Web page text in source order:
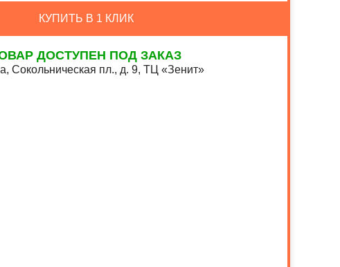
КУПИТЬ В 1 КЛИК
ДОСТУПЕН ПОД ЗАКАЗ
Сокольническая пл., д. 9, ТЦ «Зенит»